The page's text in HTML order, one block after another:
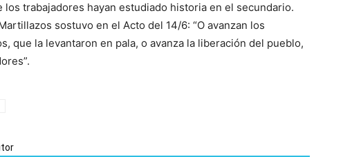
trabajadores hayan estudiado historia en el secundario.
sostuvo en el Acto del 14/6: “O avanzan los
que la levantaron en pala, o avanza la liberación del pueblo,